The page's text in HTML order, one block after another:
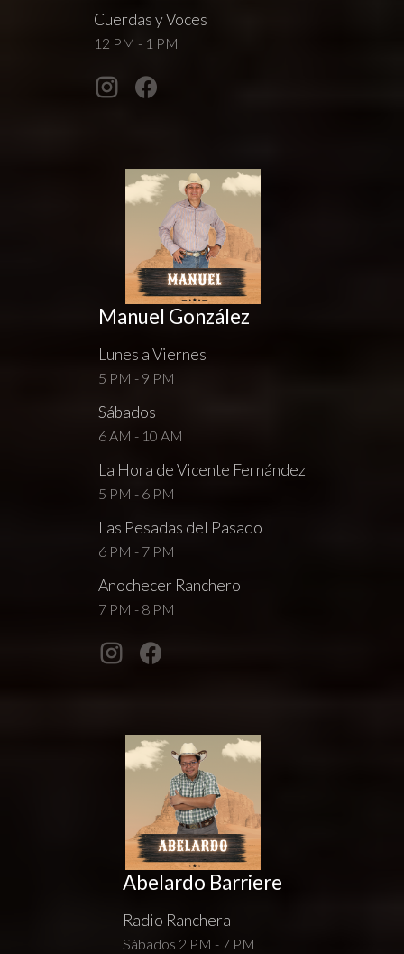
Cuerdas y Voces
12 PM - 1 PM
Manuel González
Lunes a Viernes
5 PM - 9 PM
Sábados
6 AM - 10 AM
La Hora de Vicente Fernández
5 PM - 6 PM
Las Pesadas del Pasado
6 PM - 7 PM
Anochecer Ranchero
7 PM - 8 PM
Abelardo Barriere
Radio Ranchera
Sábados 2 PM - 7 PM